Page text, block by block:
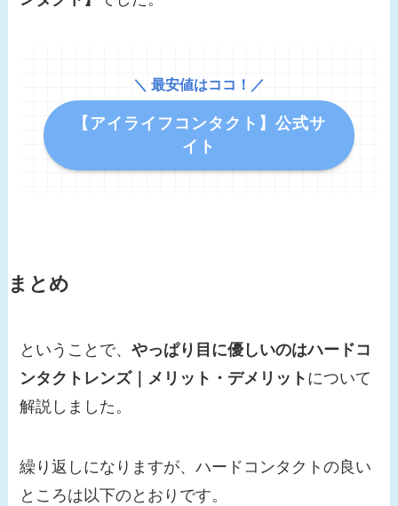
＼ 最安値はココ！／
【アイライフコンタクト】公式サ
イト
まとめ
ということで、やっぱり目に優しいのはハードコ
ンタクトレンズ｜メリット・デメリット について
解説しました。
繰り返しになりますが、ハードコンタクトの良い
ところは以下のとおりです。